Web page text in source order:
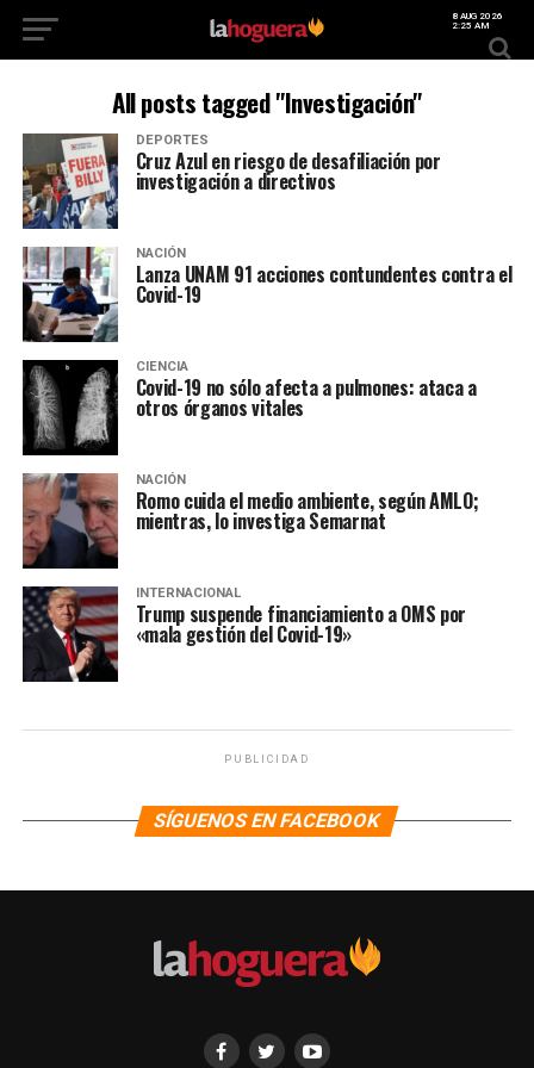
8 AUG 2026
2:25 AM
All posts tagged "Investigación"
DEPORTES
Cruz Azul en riesgo de desafiliación por
investigación a directivos
NACIÓN
Lanza UNAM 91 acciones contundentes contra el
Covid-19
CIENCIA
Covid-19 no sólo afecta a pulmones: ataca a
otros órganos vitales
NACIÓN
Romo cuida el medio ambiente, según AMLO;
mientras, lo investiga Semarnat
INTERNACIONAL
Trump suspende financiamiento a OMS por
«mala gestión del Covid-19»
PUBLICIDAD
SÍGUENOS EN FACEBOOK